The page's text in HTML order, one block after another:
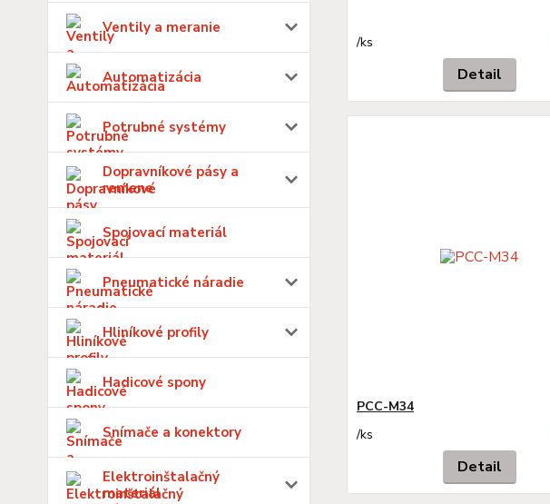
Ventily a meranie
Automatizácia
Potrubné systémy
Dopravníkové pásy a
remene
Spojovací materiál
Pneumatické náradie
Hliníkové profily
Hadicové spony
Snímače a konektory
Elektroinštalačný
materiál
/ks
Detail
PCC-M34
/ks
Detail